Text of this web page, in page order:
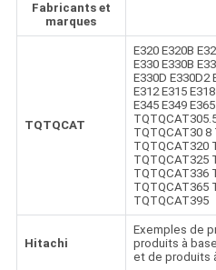
Fabricants et
marques
TQTQCAT
E320 E320B
E330 E330B
E330D E330D2
E312 E315
E345 E349
TQTQCAT30 8
TQTQCAT320
TQTQCAT325
TQTQCAT336
TQTQCAT365
TQTQCAT395
Hitachi
Exemples de
produits à
et de produits